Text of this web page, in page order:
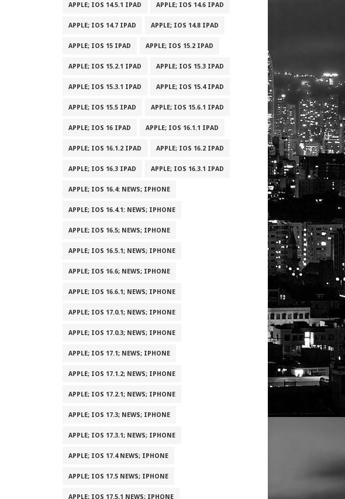
APPLE; IOS 14.5.1 IPAD APPLE; IOS 14.6 IPAD
APPLE; IOS 14.7 IPAD APPLE; IOS 14.8 IPAD
APPLE; IOS 15 IPAD APPLE; IOS 15.2 IPAD
APPLE; IOS 15.2.1 IPAD APPLE; IOS 15.3 IPAD
APPLE; IOS 15.3.1 IPAD APPLE; IOS 15.4 IPAD
APPLE; IOS 15.5 IPAD APPLE; IOS 15.6.1 IPAD
APPLE; IOS 16 IPAD APPLE; IOS 16.1.1 IPAD
APPLE; IOS 16.1.2 IPAD APPLE; IOS 16.2 IPAD
APPLE; IOS 16.3 IPAD APPLE; IOS 16.3.1 IPAD
APPLE; IOS 16.4: NEWS; IPHONE
APPLE; IOS 16.4.1: NEWS; IPHONE
APPLE; IOS 16.5; NEWS; IPHONE
APPLE; IOS 16.5.1; NEWS; IPHONE
APPLE; IOS 16.6; NEWS; IPHONE
APPLE; IOS 16.6.1; NEWS; IPHONE
APPLE; IOS 17.0.1; NEWS; IPHONE
APPLE; IOS 17.0.3; NEWS; IPHONE
APPLE; IOS 17.1; NEWS; IPHONE
APPLE; IOS 17.1.2; NEWS; IPHONE
APPLE; IOS 17.2.1; NEWS; IPHONE
APPLE; IOS 17.3; NEWS; IPHONE
APPLE; IOS 17.3.1; NEWS; IPHONE
APPLE; IOS 17.4 NEWS; IPHONE
APPLE; IOS 17.5 NEWS; IPHONE
APPLE; IOS 17.5.1 NEWS; IPHONE